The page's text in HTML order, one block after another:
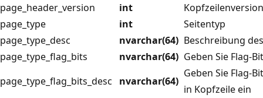
page_header_version
int
Kopfzeilenversion
page_type
int
Seitentyp
page_type_desc
nvarchar(64) Beschreibung
page_type_flag_bits
nvarchar(64) Geben Sie Flag-
page_type_flag_bits_desc
nvarchar(64)
Geben Sie Flag-
in Kopfzeile ein